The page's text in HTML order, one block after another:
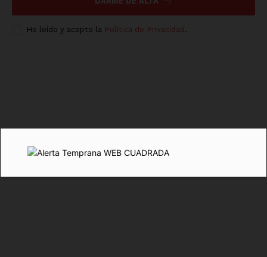
SUSCRÍBETE AHORA
He leído y acepto la Política de Privacidad .